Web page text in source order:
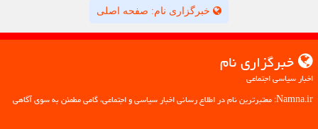
خبرگزاری نام: صفحه اصلی
خبرگزاری نام
اخبار سیاسی اجتماعی
Namna.ir: معتبرترین نام در اطلاع رسانی اخبار سیاسی و اجتماعی، گامی مطمئن به سوی آگاهی